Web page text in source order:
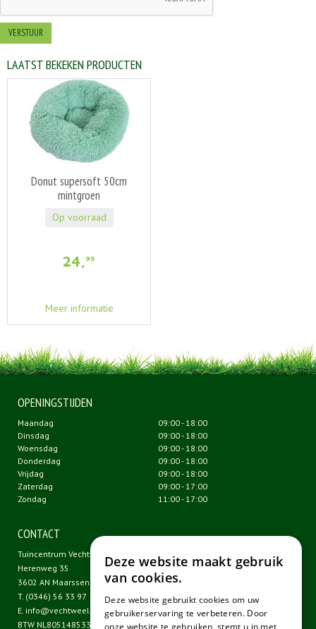
LAATST BEKEKEN PRODUCTEN
Donut supersoft 50cm
mintgroen
24,95
Meer informatie
Op voorraad
OPENINGSTIJDEN
Maandag
09:00 - 18:00
Dinsdag
09:00 - 18:00
Woensdag
09:00 - 18:00
Donderdag
09:00 - 18:00
Vrijdag
09:00 - 18:00
Zaterdag
09:00 - 17:00
Zondag
11:00 - 17:00
CONTACT
Tuincentrum Vechtweelde
Herenweg 35
3602 AN Maarssen
T. (0346) 56 33 97
E. info@vechtweelde.nl
BTW NL805148533B01
Deze website maakt gebruik
van cookies.
Deze website gebruikt cookies om uw
gebruikerservaring te verbeteren. Door
onze website te gebruiken, stemt u in met